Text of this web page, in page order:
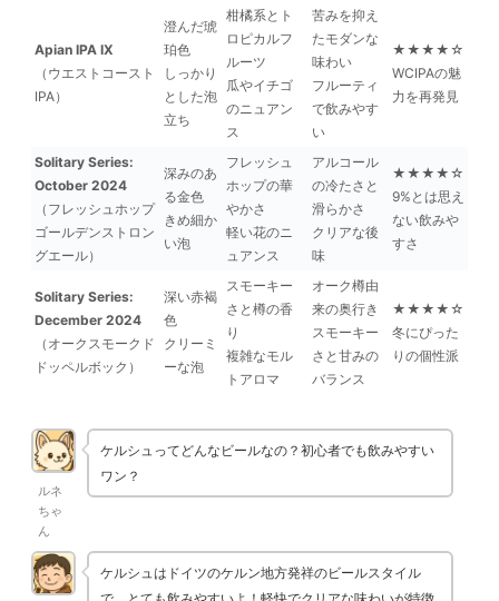
Apian IPA IX
（ウエストコースト
IPA）
澄んだ琥
珀色
しっかり
とした泡
立ち
柑橘系とト
ロピカルフ
ルーツ
瓜やイチゴ
のニュアン
ス
苦みを抑え
たモダンな
味わい
フルーティ
で飲みやす
い
★★★★☆
WCIPAの魅
力を再発見
Solitary Series:
October 2024
（フレッシュホップ
ゴールデンストロン
グエール）
深みのあ
る金色
きめ細か
い泡
フレッシュ
ホップの華
やかさ
軽い花のニ
ュアンス
アルコール
の冷たさと
滑らかさ
クリアな後
味
★★★★☆
9%とは思え
ない飲みや
すさ
Solitary Series:
December 2024
（オークスモークド
ドッペルボック）
深い赤褐
色
クリーミ
ーな泡
スモーキー
さと樽の香
り
複雑なモル
トアロマ
オーク樽由
来の奥行き
スモーキー
さと甘みの
バランス
★★★★☆
冬にぴった
りの個性派
ルネ
ちゃ
ん
ケルシュってどんなビールなの？初心者でも飲みやすい
ワン？
ケルシュはドイツのケルン地方発祥のビールスタイル